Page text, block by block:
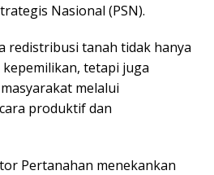
Nasional (PSN).
redistribusi tanah tidak hanya
tetapi juga
melalui
produktif dan
Pertanahan menekankan